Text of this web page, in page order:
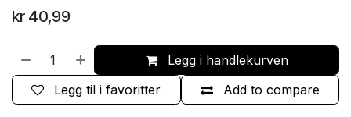
kr 40,99
Legg i handlekurven
Add to compare
Legg til i favoritter